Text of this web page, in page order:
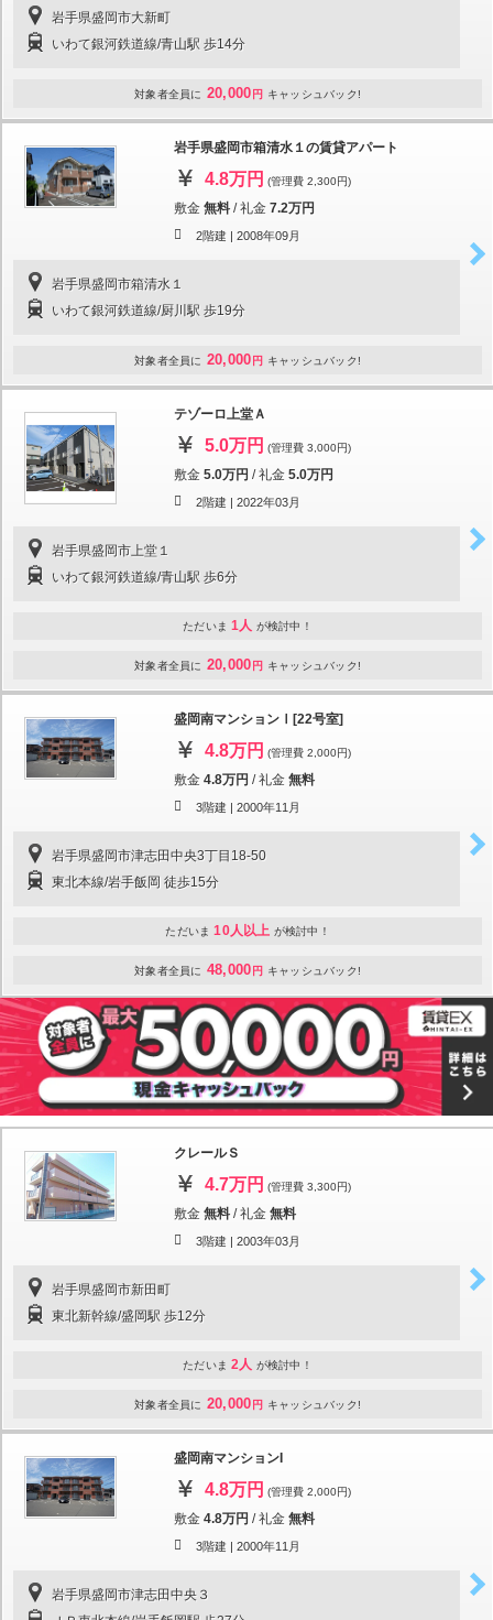
岩手県盛岡市大新町
いわて銀河鉄道線/青山駅 歩14分
対象者全員に 20,000 円 キャッシュバック!
岩手県盛岡市箱清水１の賃貸アパート
4.8万円 (管理費 2,300円)
敷金 無料 /礼金 7.2万円
2階建 | 2008年09月
岩手県盛岡市箱清水１
いわて銀河鉄道線/厨川駅 歩19分
対象者全員に 20,000 円 キャッシュバック!
テゾーロ上堂Ａ
5.0万円 (管理費 3,000円)
敷金 5.0万円 /礼金 5.0万円
2階建 | 2022年03月
岩手県盛岡市上堂１
いわて銀河鉄道線/青山駅 歩6分
ただいま 1人 が検討中！
対象者全員に 20,000 円 キャッシュバック!
盛岡南マンションⅠ[22号室]
4.8万円 (管理費 2,000円)
敷金 4.8万円 /礼金 無料
3階建 | 2000年11月
岩手県盛岡市津志田中央3丁目18-50
東北本線/岩手飯岡 徒歩15分
ただいま 10人以上 が検討中！
対象者全員に 48,000 円 キャッシュバック!
クレールＳ
4.7万円 (管理費 3,300円)
敷金 無料 /礼金 無料
3階建 | 2003年03月
岩手県盛岡市新田町
東北新幹線/盛岡駅 歩12分
ただいま 2人 が検討中！
対象者全員に 20,000 円 キャッシュバック!
盛岡南マンションI
4.8万円 (管理費 2,000円)
敷金 4.8万円 /礼金 無料
3階建 | 2000年11月
岩手県盛岡市津志田中央３